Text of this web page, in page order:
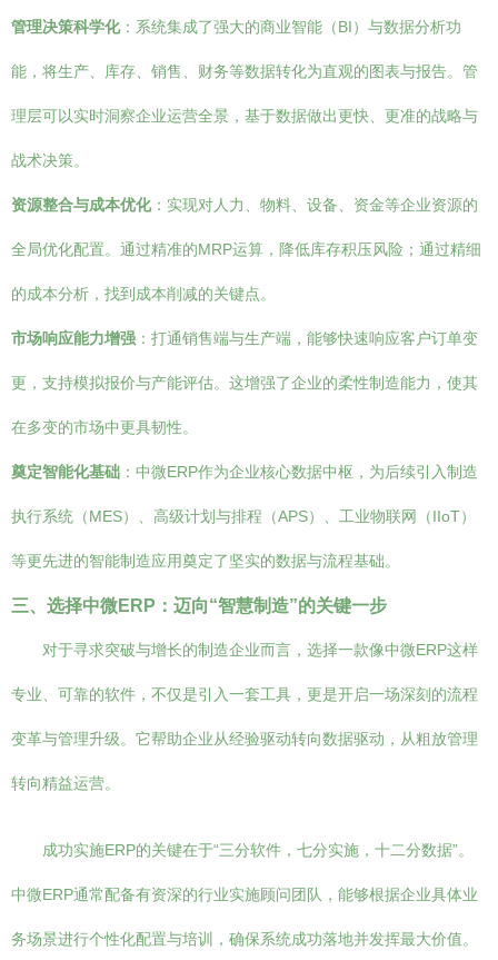
管理决策科学化：系统集成了强大的商业智能（BI）与数据分析功
能，将生产、库存、销售、财务等数据转化为直观的图表与报告。管
理层可以实时洞察企业运营全景，基于数据做出更快、更准的战略与
战术决策。
资源整合与成本优化：实现对人力、物料、设备、资金等企业资源的
全局优化配置。通过精准的MRP运算，降低库存积压风险；通过精细
的成本分析，找到成本削减的关键点。
市场响应能力增强 ：打通销售端与生产端，能够快速响应客户订单变
更，支持模拟报价与产能评估。这增强了企业的柔性制造能力，使其
在多变的市场中更具韧性。
奠定智能化基础 ：中微ERP作为企业核心数据中枢，为后续引入制造
执行系统（MES）、高级计划与排程（APS）、工业物联网（IIoT）
等更先进的智能制造应用奠定了坚实的数据与流程基础。
三、选择中微ERP：迈向“智慧制造”的关键一步
对于寻求突破与增长的制造企业而言，选择一款像中微ERP这样
专业、可靠的软件，不仅是引入一套工具，更是开启一场深刻的流程
变革与管理升级。它帮助企业从经验驱动转向数据驱动，从粗放管理
转向精益运营。
成功实施ERP的关键在于“三分软件，七分实施，十二分数据”。
中微ERP通常配备有资深的行业实施顾问团队，能够根据企业具体业
务场景进行个性化配置与培训，确保系统成功落地并发挥最大价值。